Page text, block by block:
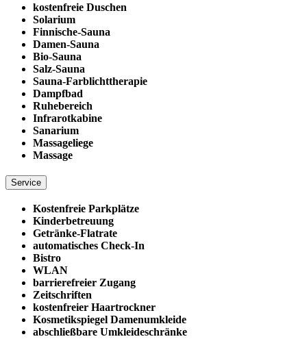
kostenfreie Duschen
Solarium
Finnische-Sauna
Damen-Sauna
Bio-Sauna
Salz-Sauna
Sauna-Farblichttherapie
Dampfbad
Ruhebereich
Infrarotkabine
Sanarium
Massageliege
Massage
Service
Kostenfreie Parkplätze
Kinderbetreuung
Getränke-Flatrate
automatisches Check-In
Bistro
WLAN
barrierefreier Zugang
Zeitschriften
kostenfreier Haartrockner
Kosmetikspiegel Damenumkleide
abschließbare Umkleideschränke